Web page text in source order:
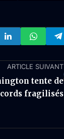
ARTICLE SUIVANT
tente de
fragilisés